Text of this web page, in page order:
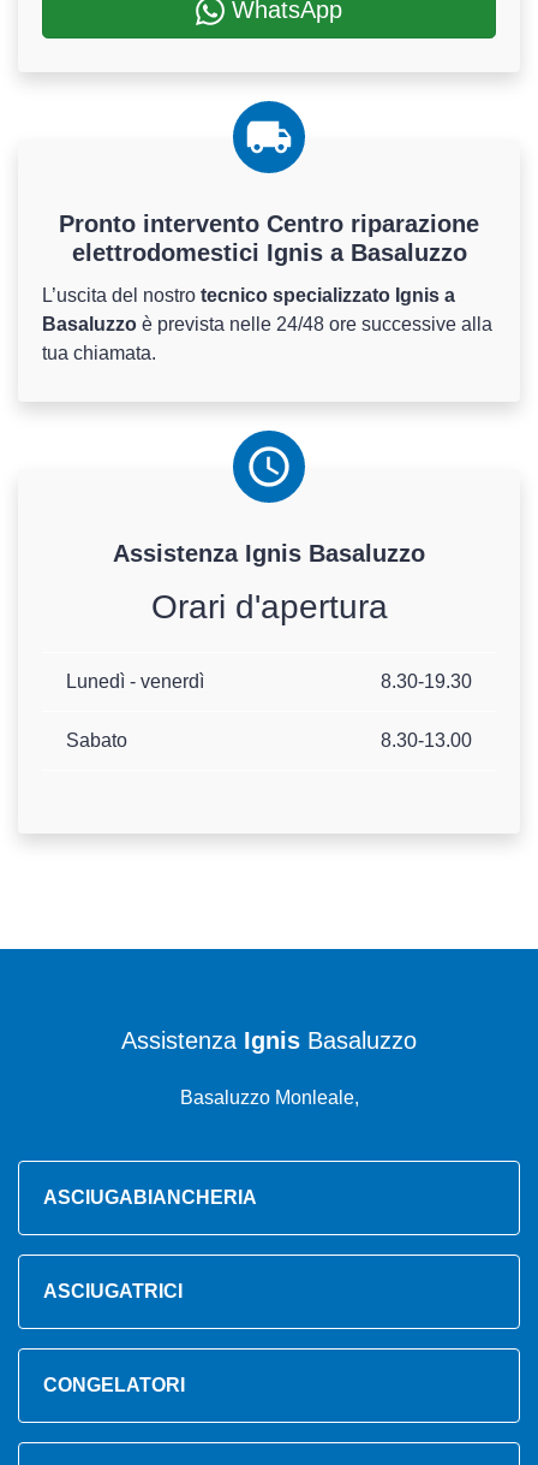
WhatsApp
Pronto intervento Centro riparazione
elettrodomestici Ignis a Basaluzzo
L’uscita del nostro tecnico specializzato Ignis a
Basaluzzo è prevista nelle 24/48 ore successive alla
tua chiamata.
Assistenza Ignis Basaluzzo
Orari d'apertura
Lunedì - venerdì 8.30-19.30
Sabato 8.30-13.00
Assistenza Ignis Basaluzzo
Basaluzzo Monleale,
ASCIUGABIANCHERIA
ASCIUGATRICI
CONGELATORI